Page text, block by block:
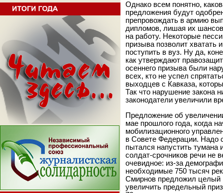
Однако всем понятно,
предложения будут
препровождать в армию
дипломов, лишая их шансов
на работу. Некоторые
призыва позволит хватать
поступить в вуз. Ну да,
как утверждают
осеннего призыва были
всех, кто не успел
выходцев с Кавказа,
Так что нарушение закона
законодатели увеличили
Предложение об
мае прошлого года, когда
мобилизационного
в Совете Федерации. Надо
пытался напустить тумана
солдат-срочников речи не
очевидное: из-за
необходимые 750 тысяч
Смирнов предложил целый
увеличить предельный